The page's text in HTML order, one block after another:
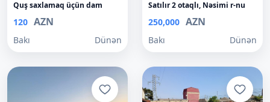
Quş saxlamaq üçün dam
120 AZN
Bakı Dünən
Satılır 2 otaqlı, Nəsimi r-nu
250,000 AZN
Bakı Dünən